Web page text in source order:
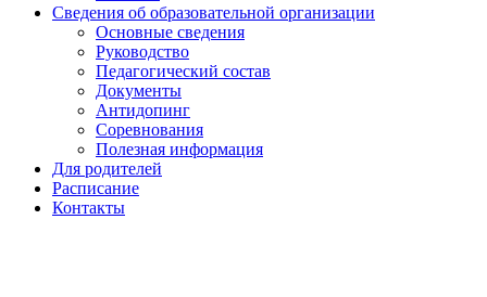
Сведения об образовательной организации
Основные сведения
Руководство
Педагогический состав
Документы
Антидопинг
Соревнования
Полезная информация
Для родителей
Расписание
Контакты